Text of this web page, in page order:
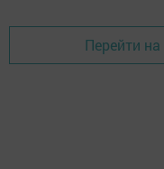
Перейти